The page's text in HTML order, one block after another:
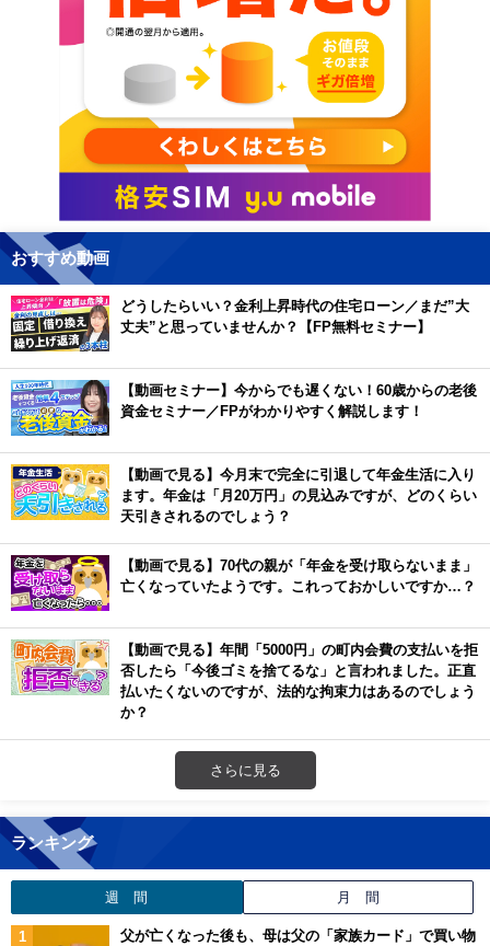
おすすめ動画
どうしたらいい？金利上昇時代の住宅ローン／まだ”大
丈夫”と思っていませんか？【FP無料セミナー】
【動画セミナー】今からでも遅くない！60歳からの老後
資金セミナー／FPがわかりやすく解説します！
【動画で見る】今月末で完全に引退して年金生活に入り
ます。年金は「月20万円」の見込みですが、どのくらい
天引きされるのでしょう？
【動画で見る】70代の親が「年金を受け取らないまま」
亡くなっていたようです。これっておかしいですか…？
【動画で見る】年間「5000円」の町内会費の支払いを拒
否したら「今後ゴミを捨てるな」と言われました。正直
払いたくないのですが、法的な拘束力はあるのでしょう
か？
さらに見る
ランキング
週 間 月 間
父が亡くなった後も、母は父の「家族カード」で買い物